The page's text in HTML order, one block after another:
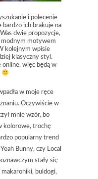
i polecenie
bardzo ich brakuje na
dwie propozycje,
modnym motywem
kolejnym wpisie
klasyczny styl.
online, więc będą w
w moje ręce
Oczywiście w
mnie wzór, bo
kolorowe, trochę
popularny trend
Bunny, czy Local
stały się
buldogi,